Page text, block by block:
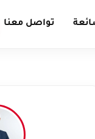
تواصل معنا